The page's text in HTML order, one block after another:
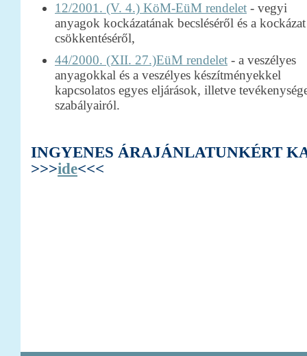
12/2001. (V. 4.) KöM-EüM rendelet - vegyi
anyagok kockázatának becsléséről és a kockázat
csökkentéséről,
44/2000. (XII. 27.)EüM rendelet - a veszélyes
anyagokkal és a veszélyes készítményekkel
kapcsolatos egyes eljárások, illetve
szabályairól.
INGYENES ÁRAJÁNLATUNKÉRT
>>>ide<<<